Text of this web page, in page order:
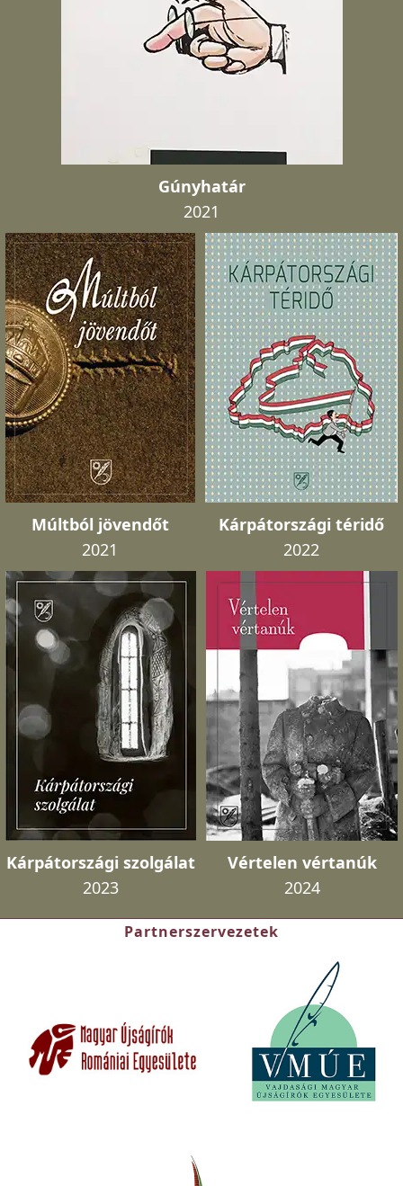
Gúnyhatár
2021
Múltból jövendőt
2021
Kárpátországi téridő
2022
Kárpátországi szolgálat
2023
Vértelen vértanúk
2024
Partnerszervezetek